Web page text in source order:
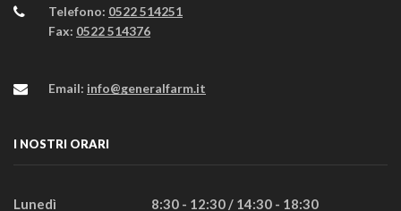
Telefono: 0522 514251
Fax: 0522 514376
Email: info@generalfarm.it
I NOSTRI ORARI
Lunedì 8:30 - 12:30 / 14:30 - 18:30